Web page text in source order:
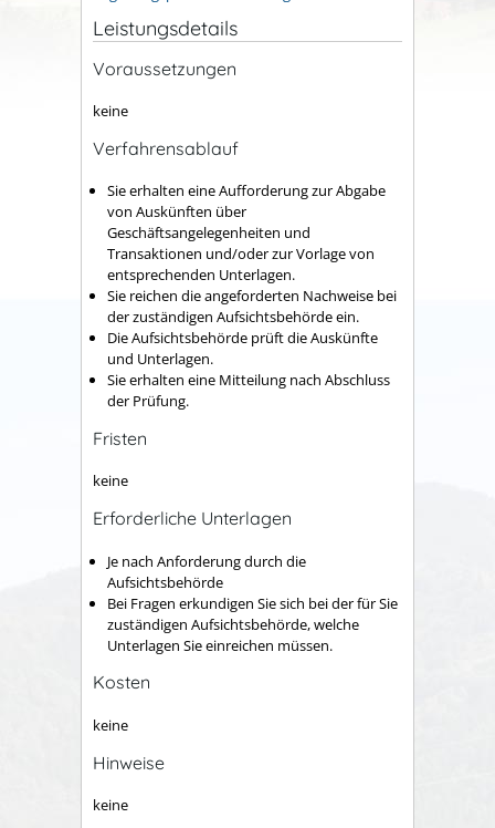
Leistungsdetails
Voraussetzungen
keine
Verfahrensablauf
Sie erhalten eine Aufforderung zur Abgabe
von Auskünften über
Geschäftsangelegenheiten und
Transaktionen und/oder zur Vorlage von
entsprechenden Unterlagen.
Sie reichen die angeforderten Nachweise bei
der zuständigen Aufsichtsbehörde ein.
Die Aufsichtsbehörde prüft die Auskünfte
und Unterlagen.
Sie erhalten eine Mitteilung nach Abschluss
der Prüfung.
Fristen
keine
Erforderliche Unterlagen
Je nach Anforderung durch die
Aufsichtsbehörde
Bei Fragen erkundigen Sie sich bei der für Sie
zuständigen Aufsichtsbehörde, welche
Unterlagen Sie einreichen müssen.
Kosten
keine
Hinweise
keine